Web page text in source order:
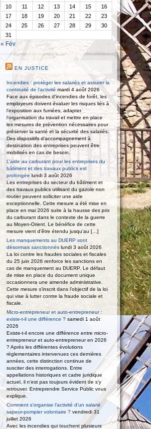
10
11 12 13 14 15
16
17
18 19 20 21 22
23
24
25 26 27 28 29
30
31
« Fév
EN JUSTICE
Incendies : protéger les salariés et assurer la
continuité de l’activité mardi 4 août 2026
Face aux épisodes d’incendies de forêt, les
employeurs doivent évaluer les risques liés à
l’exposition aux fumées, adapter
l’organisation du travail et mettre en place
les mesures de prévention nécessaires pour
préserver la santé et la sécurité des salariés.
Des dispositifs d’accompagnement à
destination des entreprises peuvent être
mobilisés en cas de besoin.
L’aide au carburant pour les entreprises du
bâtiment et des travaux publics est
prolongée lundi 3 août 2026
Les entreprises du secteur du bâtiment et
des travaux publics utilisant du gazole non
routier peuvent solliciter une aide
exceptionnelle. Cette mesure a été mise en
place en mai 2026 suite à la hausse des prix
du carburant dans le contexte de la guerre
au Moyen-Orient. Le bénéfice de cette
mesure vient d’être étendu jusqu’au […]
Les manquements au DUERP sont
désormais sanctionnés lundi 3 août 2026
La loi contre les fraudes sociales et fiscales
du 25 juin 2026 renforce les sanctions en
cas de manquement au DUERP. Le défaut
de mise en place du document unique
occasionnera une amende administrative.
Cette mesure s’inscrit dans l’objectif de la loi
qui vise à lutter contre la fraude sociale et
fiscale.
Micro-entrepreneur et auto-entrepreneur :
existe-t-il une différence ? samedi 1 août
2026
Existe-t-il encore une différence entre micro-
entrepreneur et auto-entrepreneur en 2026
? Après les différentes évolutions
réglementaires intervenues ces dernières
années, cette distinction continue de
susciter des interrogations. Entre
appellations historiques et cadre juridique
actuel, il n’est pas toujours évident de s’y
retrouver. Entreprendre Service Public vous
explique.
Comment s’organise l’activité d’un salarié
sapeur-pompier volontaire ? vendredi 31
juillet 2026
Avec les incendies qui touchent plusieurs